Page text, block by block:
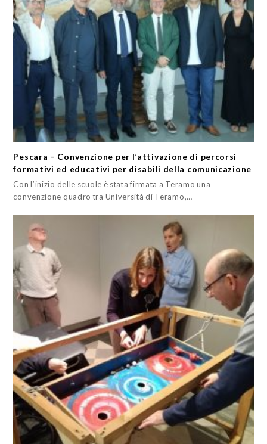
Pescara – Convenzione per l’attivazione di percorsi
formativi ed educativi per disabili della comunicazione
Con l’inizio delle scuole è stata firmata a Teramo una
convenzione quadro tra Università di Teramo,…